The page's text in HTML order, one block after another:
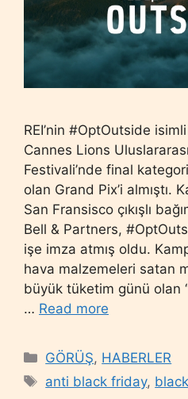
REI’nin #OptOutside
Cannes Lions Uluslararası
Festivali’nde final
olan Grand Pix’i almıştı.
San Fransisco çıkışlı
Bell & Partners,
işe imza atmış oldu.
hava malzemeleri satan
büyük tüketim günü olan
… Read more
Categories
GÖRÜŞ, HABERLER
Tags
anti black friday,